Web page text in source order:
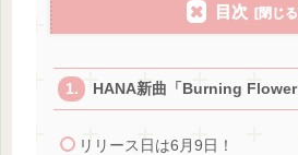
目次
HANA新曲「Burning Flower
リリース日は6月9日！